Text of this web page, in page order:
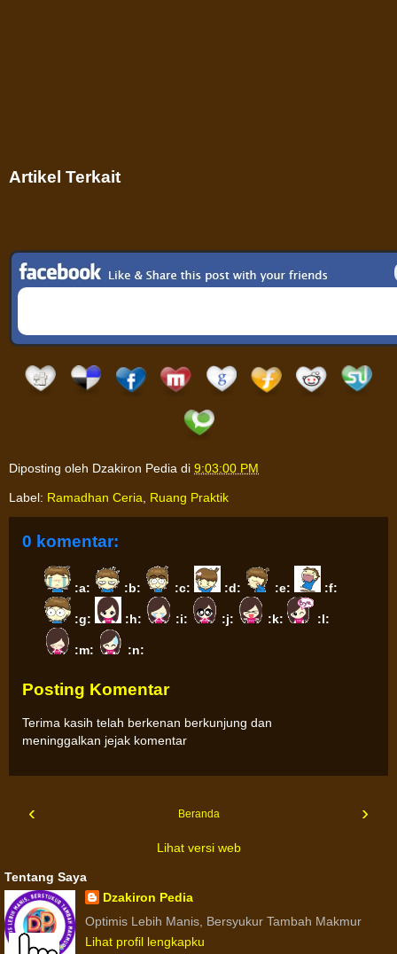
Artikel Terkait
Diposting oleh Dzakiron Pedia di 9:03:00 PM
Label: Ramadhan Ceria Ruang Praktik
0 komentar:
:a: :b: :c: :d: :e: :f:
:g: :h: :i: :j: :k: :l:
:m: :n:
Posting Komentar
Terima kasih telah berkenan berkunjung dan
meninggalkan jejak komentar
‹ ›
Beranda
Lihat versi web
Tentang Saya
Dzakiron Pedia
Optimis Lebih Manis, Bersyukur Tambah Makmur
Lihat profil lengkapku